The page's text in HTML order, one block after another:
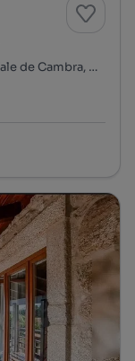
Vila Chã, Codal e Vila Cova de Perrinho, Vale de Cambra, Aveiro